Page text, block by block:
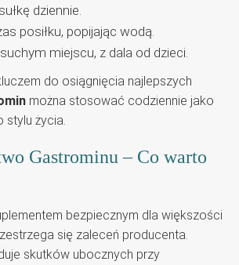
dziennie.
posiłku, popijając wodą.
miejscu, z dala od dzieci.
do osiągnięcia najlepszych
można stosować codziennie jako
stylu życia.
Gastrominu – Co warto
bezpiecznym dla większości
się zaleceń producenta.
skutków ubocznych przy